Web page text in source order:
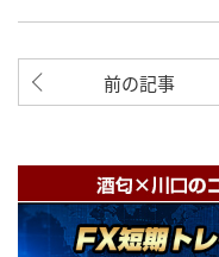
前の記事